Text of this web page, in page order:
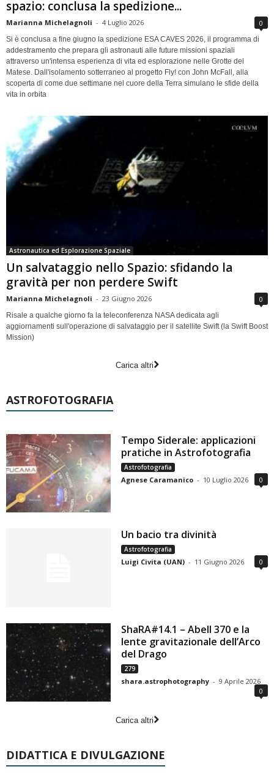
spazio: conclusa la spedizione...
Marianna Michelagnoli - 4 Luglio 2026 0
Si è conclusa a fine giugno la spedizione ESA CAVES 2026, il programma di
addestramento che prepara gli astronauti alle future missioni spaziali
attraverso un'intensa esperienza di vita ed esplorazione nelle Grotte del
Matese. Dall'isolamento sotterraneo al progetto Fly! con John McFall, alla
scoperta di come due settimane nel cuore della Terra simulano le sfide della
vita in orbita
Astronautica ed Esplorazione Spaziale
Un salvataggio nello Spazio: sfidando la
gravità per non perdere Swift
Marianna Michelagnoli - 23 Giugno 2026 0
Risale a qualche giorno fa la teleconferenza NASA dedicata agli
aggiornamenti sull'operazione di salvataggio per il satellite Swift (la Swift Boost
Mission)
Carica altri
ASTROFOTOGRAFIA
Tempo Siderale: applicazioni
pratiche in Astrofotografia
Astrofotografia
Agnese Caramanico - 10 Luglio 2026 0
Un bacio tra divinità
Astrofotografia
Luigi Civita (UAN) - 11 Giugno 2026 0
ShaRA#14.1 – Abell 370 e la
lente gravitazionale dell’Arco
del Drago
279
shara.astrophotography - 9 Aprile 2026
0
Carica altri
DIDATTICA E DIVULGAZIONE